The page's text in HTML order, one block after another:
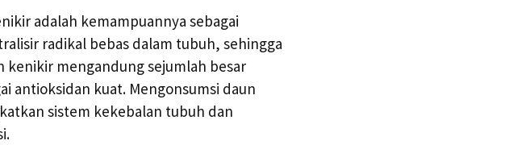
adalah kemampuannya sebagai
radikal bebas dalam tubuh, sehingga
kenikir mengandung sejumlah besar
antioksidan kuat. Mengonsumsi daun
sistem kekebalan tubuh dan